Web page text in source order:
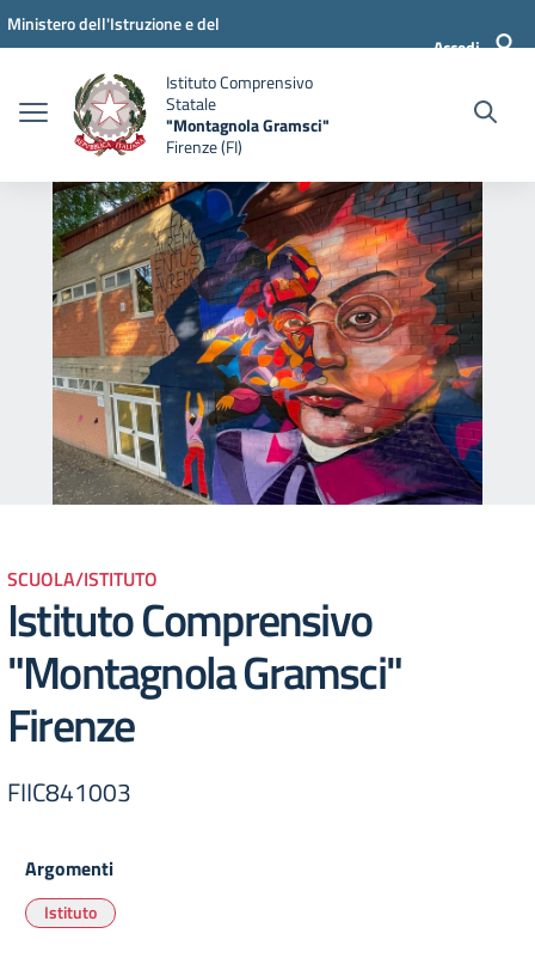
Vai ai contenuti
Vai al menu di navigazione
Vai al footer
Ministero dell'Istruzione e del
Accedi
Istituto Comprensivo
Statale
"Montagnola Gramsci"
Firenze (FI)
SCUOLA/ISTITUTO
Istituto Comprensivo
"Montagnola Gramsci"
Firenze
FIIC841003
Argomenti
Istituto